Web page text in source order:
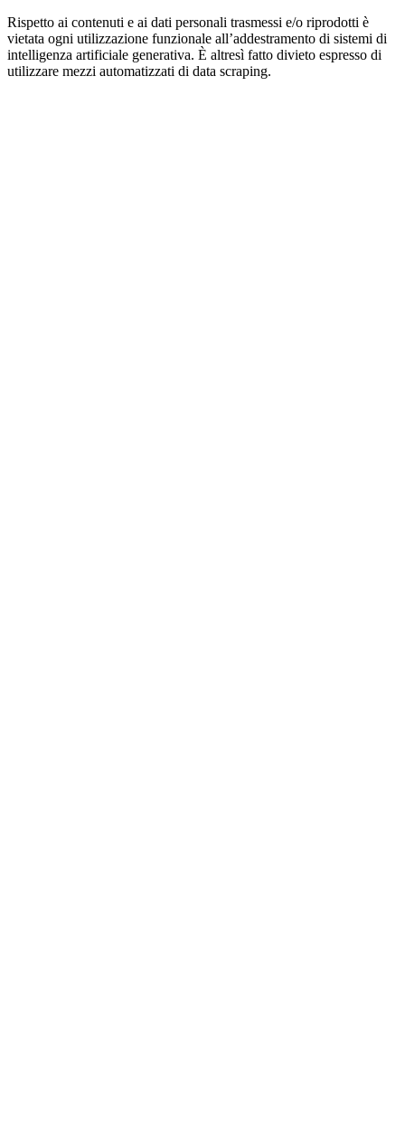
Rispetto ai contenuti e ai dati personali trasmessi e/o riprodotti è
vietata ogni utilizzazione funzionale all’addestramento di sistemi di
intelligenza artificiale generativa. È altresì fatto divieto espresso di
utilizzare mezzi automatizzati di data scraping.